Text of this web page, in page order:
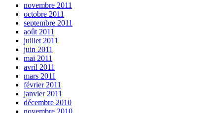
novembre 2011
octobre 2011
septembre 2011
août 2011
juillet 2011
juin 2011
mai 2011
avril 2011
mars 2011
février 2011
janvier 2011
décembre 2010
novembre 2010